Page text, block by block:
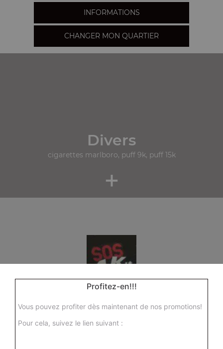
INFORMATIONS
CHANGER MON QUARTIER
Divers
cigarettes marlboro, puff 9k, puff 15k
+
Profitez-en!!!
Vous pouvez profiter dès maintenant de nos promotions!
Pour cela, suivez le lien suivant :